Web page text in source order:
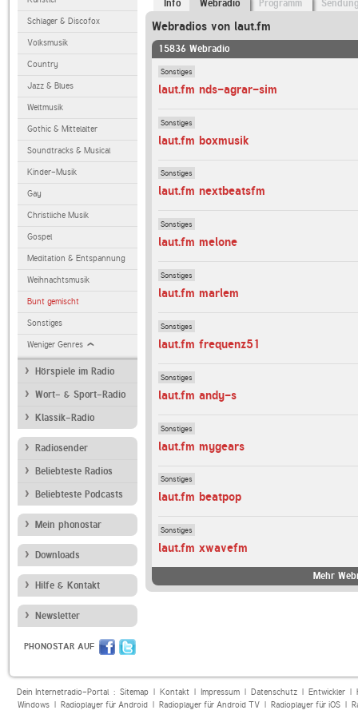
Schlager & Discofox
Volksmusik
Country
Jazz & Blues
Weltmusik
Gothic & Mittelalter
Soundtracks & Musical
Kinder-Musik
Gay
Christliche Musik
Gospel
Meditation & Entspannung
Weihnachtsmusik
Bunt gemischt
Sonstiges
Weniger Genres
Hörspiele im Radio
Wort- & Sport-Radio
Klassik-Radio
Radiosender
Beliebteste Radios
Beliebteste Podcasts
Mein phonostar
Downloads
Hilfe & Kontakt
Newsletter
PHONOSTAR AUF
Info Webradio Programm
Webradios von laut.fm
15836 Webradio
Sonstiges
laut.fm nds-agrar-sim
Sonstiges
laut.fm boxmusik
Sonstiges
laut.fm nextbeatsfm
Sonstiges
laut.fm melone
Sonstiges
laut.fm marlem
Sonstiges
laut.fm frequenz51
Sonstiges
laut.fm andy-s
Sonstiges
laut.fm mygears
Sonstiges
laut.fm beatpop
Sonstiges
laut.fm xwavefm
Mehr
Dein Internetradio-Portal : Sitemap| Kontakt| Impressum| Datenschutz| Entwickler|
Windows| Radioplayer für Android| Radioplayer für Android TV| Radioplayer für iOS|